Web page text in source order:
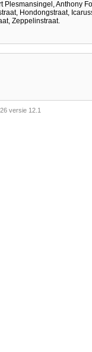
Plesmansingel, Anthony
Hondongstraat,
Zeppelinstraat.
versie 12.1